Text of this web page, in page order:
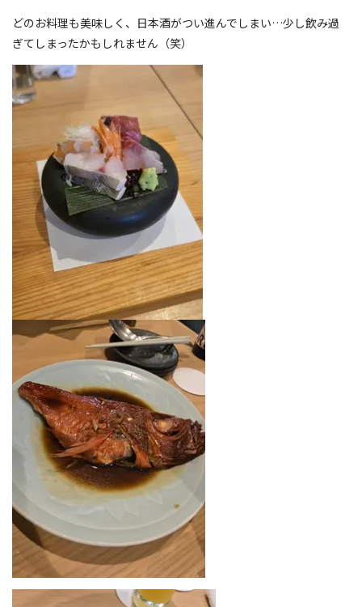
どのお料理も美味しく、日本酒がつい進んでしまい…少し飲み過
ぎてしまったかもしれません（笑）